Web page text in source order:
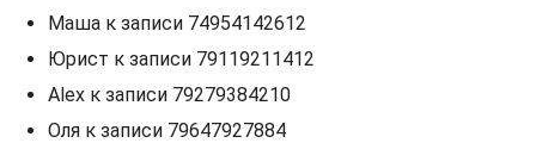
Маша к записи 74954142612
Юрист к записи 79119211412
Alex к записи 79279384210
Оля к записи 79647927884